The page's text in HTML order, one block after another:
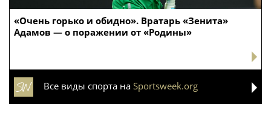
«Очень горько и обидно». Вратарь «Зенита»
Адамов — о поражении от «Родины»
Все виды спорта на Sportsweek.org